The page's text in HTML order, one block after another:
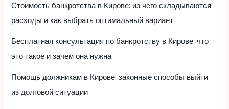
Стоимость банкротства в Кирове: из чего складываются
расходы и как выбрать оптимальный вариант
Бесплатная консультация по банкротству в Кирове: что
это такое и зачем она нужна
Помощь должникам в Кирове: законные способы выйти
из долговой ситуации